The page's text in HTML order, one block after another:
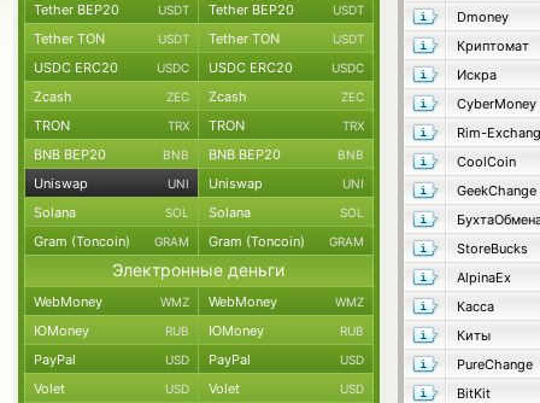
Dmoney
Криптомат
Искра
CyberMoney
Rim-
CoolCoin
GeekChange
StoreBucks
AlpinaEx
Касса
Киты
PureChange
BitKit
Tether BEP20 USDT Tether BEP20 USDT
Tether TON USDT Tether TON USDT
USDC ERC20 USDC USDC ERC20 USDC
Zcash ZEC Zcash ZEC
TRON TRX TRON TRX
BNB BEP20 BNB BNB BEP20 BNB
Uniswap UNI Uniswap UNI
Solana SOL Solana SOL
Gram (Toncoin) GRAM Gram (Toncoin) GRAM
Электронные деньги
WebMoney WMZ WebMoney WMZ
ЮMoney RUB ЮMoney RUB
PayPal USD PayPal USD
Volet USD Volet USD